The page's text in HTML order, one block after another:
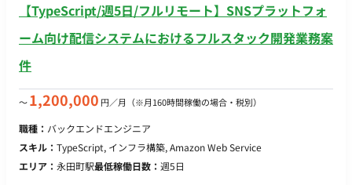
ィーベンダー（ディストリビューター、サービスパートナーな
ど）、サードパーティベンダー（クラウドプロバイダー、ハー
ドウェアサプライヤーなど）との契約交渉および関係管理。 -
Microsoft 365 (M365)、Google Workspace (GWS)、Slackなど
の従業員向けコラボレーションツールやコミュニケーションプ
ラットフォームの導入、展開、最適化、および運用をリード、
利用促進と生産性向上を図る。 - 店舗・本部におけるPC、タ
ブレット、スマートフォンなどの従業員配布デバイスの選定、
導入、ライフサイクル管理、セキュリティ対策、およびMDM
(Mobile Device Management) / UEM (Unified Endpoint
AWS, CDK(TypeScript), ECS on Fargate, Lambda, SQS ・その
他：GitHub, GitHub Actions ■チーム体制 ・開発者：3名〜4名
コミュニケーション ▼スプリント(半⽉） 〇スプリントプラ
ンニング 〇デイリースクラム 〇スプリントレビュー（出
社。半⽉に1度） 〇スプリントレトロスペクティブ ▼同期コ
ミュニケーション：Gather 〇バーチャルオフィスに出社
〇⾮同期コミュニケーション：Slack 〇ストック情報：
Notion, miro 〇画⾯デザイン：Figma, miro 〇プロジェク
【TypeScript/週5日/フルリモート】SNSプラットフォ
ーム向け配信システムにおけるフルスタック開発業務案
件
〜1,200,000 円／月 （※月160時間稼働の場合・税別）
職種： バックエンドエンジニア
スキル： TypeScript, インフラ構築, Amazon Web Service
エリア： 永田町駅最低稼働日数： 週5日